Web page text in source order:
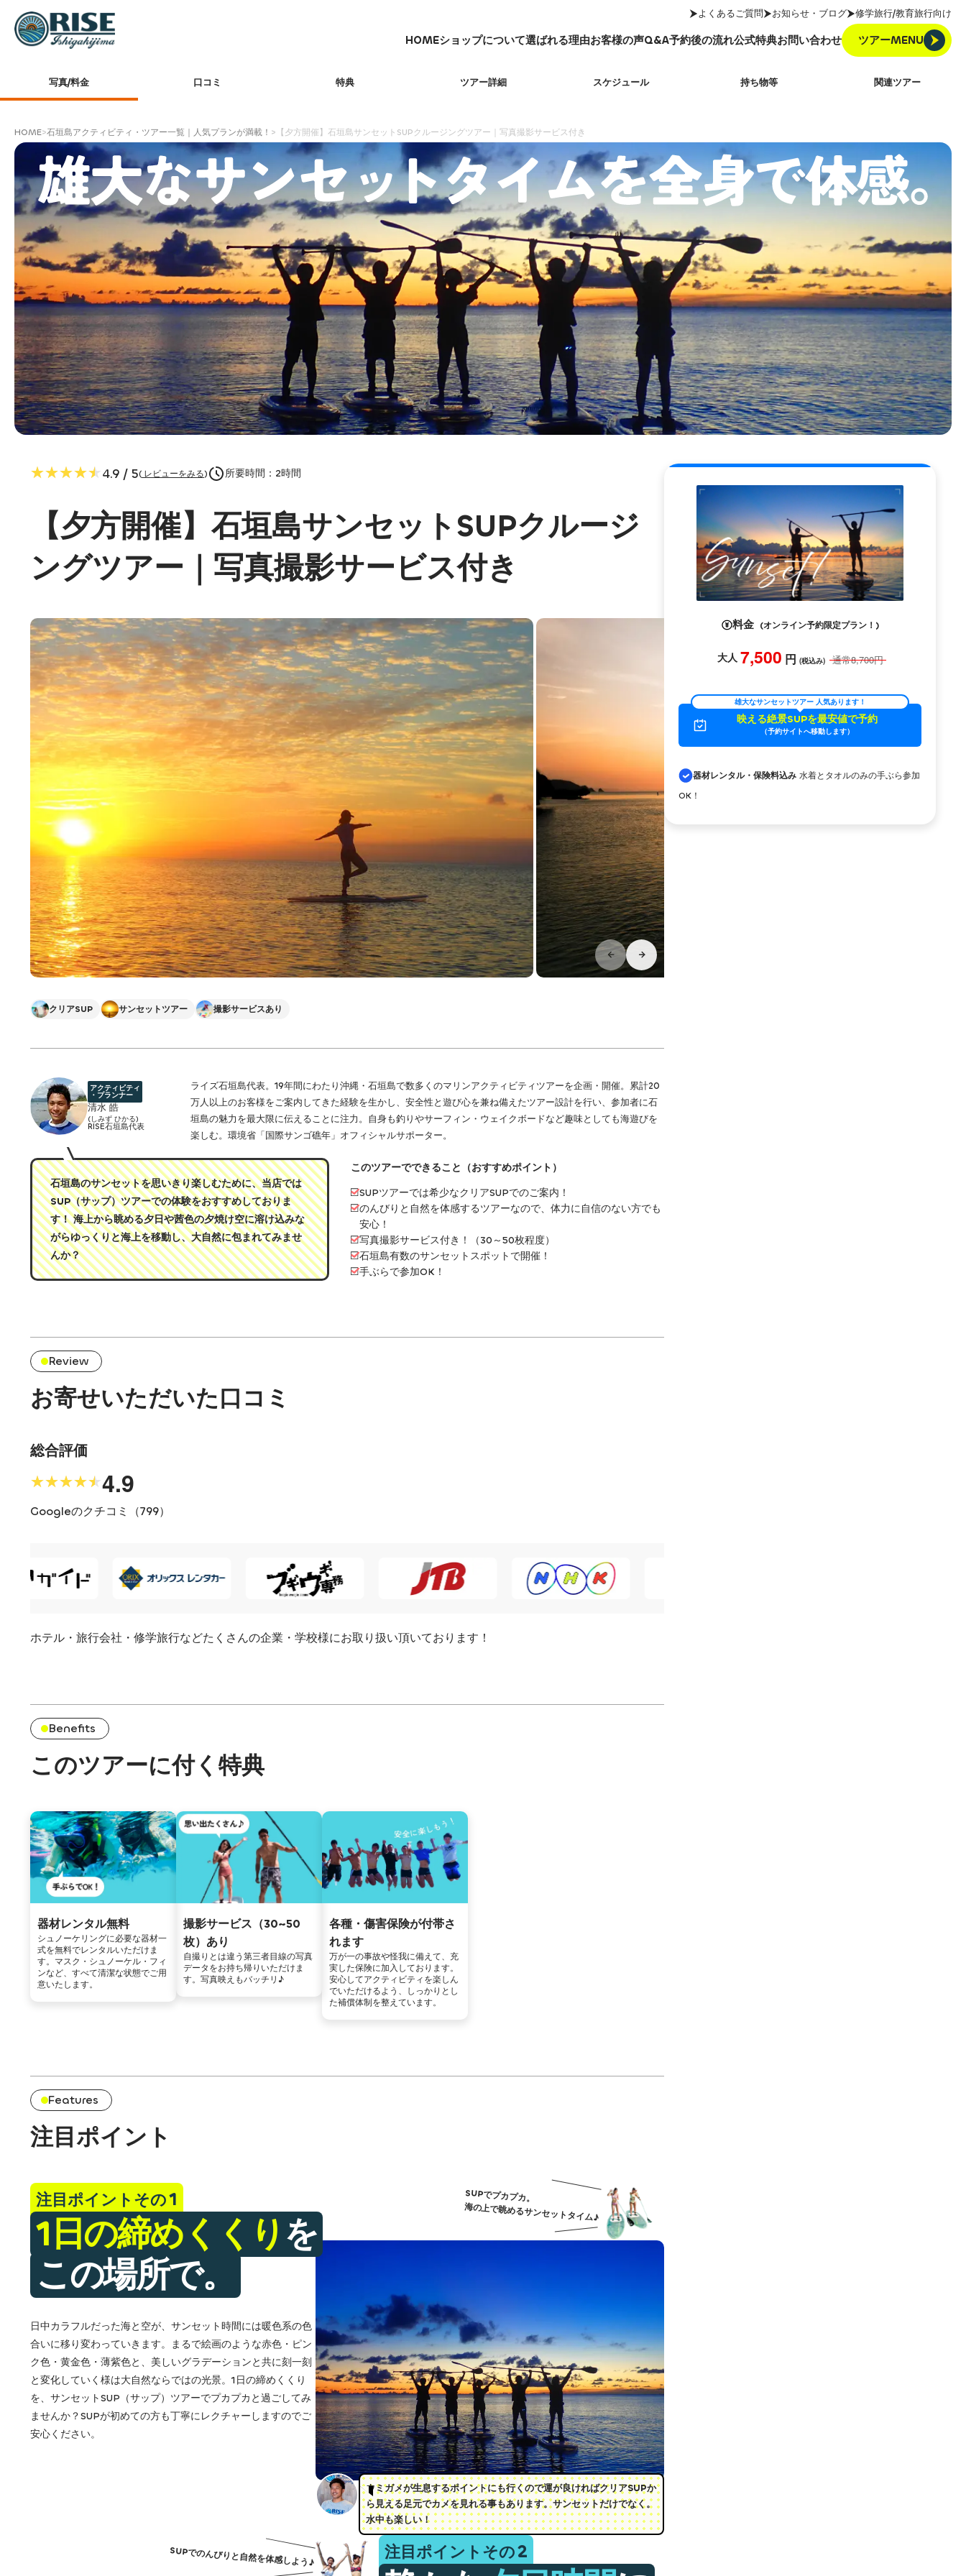
よくあるご質問 お知らせ・ブログ 修学旅行/教育旅行向け
HOMEショップについて選ばれる理由お客様の声Q&A予約後の流れ公式特典お問い合わせ
ツアーMENU
写真/料金 口コミ 特典 ツアー詳細 スケジュール 持ち物等 関連ツアー
HOME>石垣島アクティビティ・ツアー一覧｜人気プランが満載！ > 【夕方開催】石垣島サンセットSUPクルージングツアー｜写真撮影サービス付き
★★★★★
★★★★★4.9 / 5( レビューをみる) 所要時間： 2時間
【夕方開催】石垣島サンセットSUPクルージ
ングツアー｜写真撮影サービス付き
クリアSUP サンセットツアー 撮影サービスあり
アクティビティ
・プランナー
清水 皓
(しみず ひかる)
RISE石垣島代表
ライズ石垣島代表。19年間にわたり沖縄・石垣島で数多くのマリンアクティビティツアーを企画・開催。累計20
万人以上のお客様をご案内してきた経験を生かし、安全性と遊び心を兼ね備えたツアー設計を行い、参加者に石
垣島の魅力を最大限に伝えることに注力。自身も釣りやサーフィン・ウェイクボードなど趣味としても海遊びを
楽しむ。環境省「国際サンゴ礁年」オフィシャルサポーター。
石垣島のサンセットを思いきり楽しむために、当店では
SUP（サップ）ツアーでの体験をおすすめしておりま
す！ 海上から眺める夕日や茜色の夕焼け空に溶け込みな
がらゆっくりと海上を移動し、大自然に包まれてみませ
んか？
このツアーでできること（おすすめポイント）
SUPツアーでは希少なクリアSUPでのご案内！
のんびりと自然を体感するツアーなので、体力に自信のない方でも
安心！
写真撮影サービス付き！（30～50枚程度）
石垣島有数のサンセットスポットで開催！
手ぶらで参加OK！
Review
お寄せいただいた口コミ
総合評価
★★★★★
★★★★★4.9
Googleのクチコミ（799）
ホテル・旅行会社・修学旅行などたくさんの企業・学校様にお取り扱い頂いております！
Benefits
このツアーに付く特典
器材レンタル無料
シュノーケリングに必要な器材一
式を無料でレンタルいただけま
す。マスク・シュノーケル・フィ
ンなど、すべて清潔な状態でご用
意いたします。
撮影サービス（30~50
枚）あり
自撮りとは違う第三者目線の写真
データをお持ち帰りいただけま
す。写真映えもバッチリ♪
各種・傷害保険が付帯さ
れます
万が一の事故や怪我に備えて、充
実した保険に加入しております。
安心してアクティビティを楽しん
でいただけるよう、しっかりとし
た補償体制を整えています。
Features
注目ポイント
注目ポイントその
1日の締めくくり を
この場所で。
日中カラフルだった海と空が、サンセット時間には暖色系の色
合いに移り変わっていきます。まるで絵画のような赤色・ピン
ク色・黄金色・薄紫色と、美しいグラデーションと共に刻一刻
と変化していく様は大自然ならではの光景。1日の締めくくり
を、サンセットSUP（サップ）ツアーでプカプカと過ごしてみ
ませんか？SUPが初めての方も丁寧にレクチャーしますのでご
安心ください。
SUPでプカプカ。
海の上で眺めるサンセットタイム♪
ウミガメが生息するポイントにも行くので運が良ければクリアSUPか
ら見える足元でカメを見れる事もあります。サンセットだけでなく。
水中も楽しい！
注目ポイントその
SUPでのんびりと自然を体感しよう♪
料金 (オンライン予約限定プラン！)
大人 7,500 円 (税込み) 通常8,700円
雄大なサンセットツアー 人気あります！
映える絶景SUPを最安値で予約
（予約サイトへ移動します）
器材レンタル・保険料込み 水着とタオルのみの手ぶら参加
OK！